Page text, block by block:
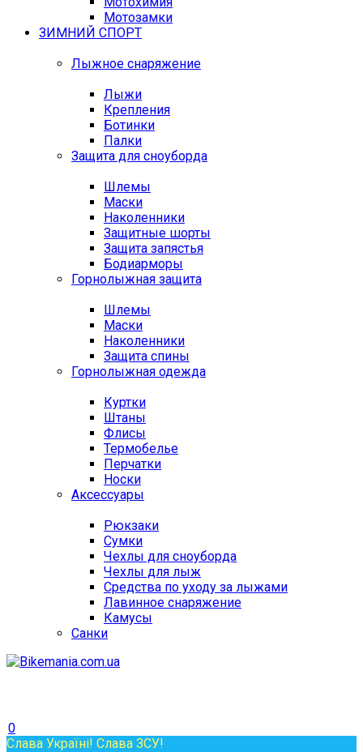
Мотозамки
ЗИМНИЙ СПОРТ
Лыжное снаряжение
Лыжи
Крепления
Ботинки
Палки
Защита для сноуборда
Шлемы
Маски
Наколенники
Защитные шорты
Защита запястья
Бодиарморы
Горнолыжная защита
Шлемы
Маски
Наколенники
Защита спины
Горнолыжная одежда
Куртки
Штаны
Флисы
Термобелье
Перчатки
Носки
Аксессуары
Рюкзаки
Сумки
Чехлы для сноуборда
Чехлы для лыж
Средства по уходу за лыжами
Лавинное снаряжение
Камусы
Санки
0
Слава Україні! Слава ЗСУ!